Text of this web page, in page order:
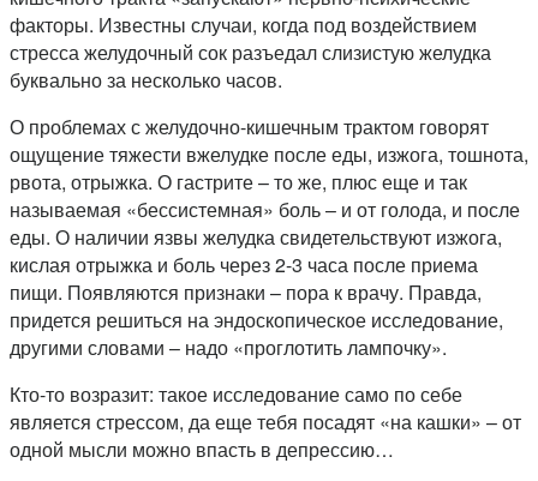
факторы. Известны случаи, когда под воздействием
стресса желудочный сок разъедал слизистую желудка
буквально за несколько часов.
О проблемах с желудочно-кишечным трактом говорят
ощущение тяжести вжелудке после еды, изжога, тошнота,
рвота, отрыжка. О гастрите – то же, плюс еще и так
называемая «бессистемная» боль – и от голода, и после
еды. О наличии язвы желудка свидетельствуют изжога,
кислая отрыжка и боль через 2-3 часа после приема
пищи. Появляются признаки – пора к врачу. Правда,
придется решиться на эндоскопическое исследование,
другими словами – надо «проглотить лампочку».
Кто-то возразит: такое исследование само по себе
является стрессом, да еще тебя посадят «на кашки» – от
одной мысли можно впасть в депрессию…